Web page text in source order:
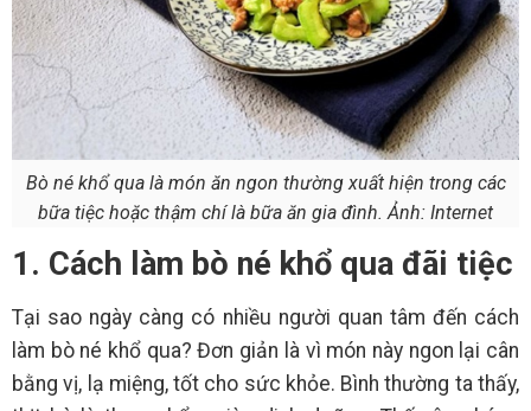
Bò né khổ qua là món ăn ngon thường xuất hiện trong các
bữa tiệc hoặc thậm chí là bữa ăn gia đình. Ảnh: Internet
1. Cách làm bò né khổ qua đãi tiệc
Tại sao ngày càng có nhiều người quan tâm đến cách
làm bò né khổ qua? Đơn giản là vì món này ngon lại cân
bằng vị, lạ miệng, tốt cho sức khỏe. Bình thường ta thấy,